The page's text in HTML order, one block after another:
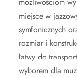
możliwościom
miejsce w
symfonicznych
rozmiar i
łatwy do
wyborem dla